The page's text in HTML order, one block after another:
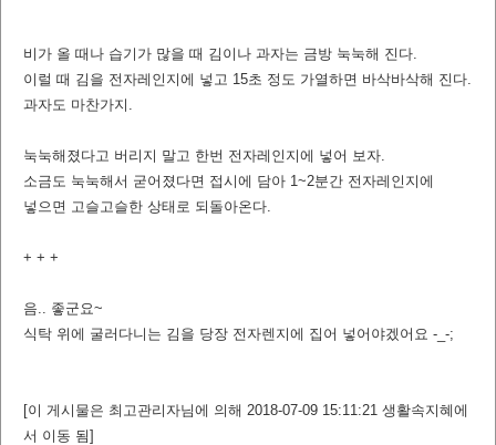
비가 올 때나 습기가 많을 때 김이나 과자는 금방 눅눅해 진다.
이럴 때 김을 전자레인지에 넣고 15초 정도 가열하면 바삭바삭해 진다.
과자도 마찬가지.
눅눅해졌다고 버리지 말고 한번 전자레인지에 넣어 보자.
소금도 눅눅해서 굳어졌다면 접시에 담아 1~2분간 전자레인지에
넣으면 고슬고슬한 상태로 되돌아온다.
+ + +
음.. 좋군요~
식탁 위에 굴러다니는 김을 당장 전자렌지에 집어 넣어야겠어요 -_-;
[이 게시물은 최고관리자님에 의해 2018-07-09 15:11:21 생활속지혜에
서 이동 됨]